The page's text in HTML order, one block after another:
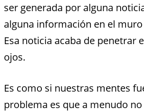
ser generada por alguna
alguna información en el
Esa noticia acaba de
ojos.
Es como si nuestras mentes
problema es que a menudo